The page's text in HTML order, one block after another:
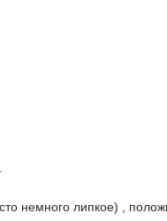
немного липкое) ,